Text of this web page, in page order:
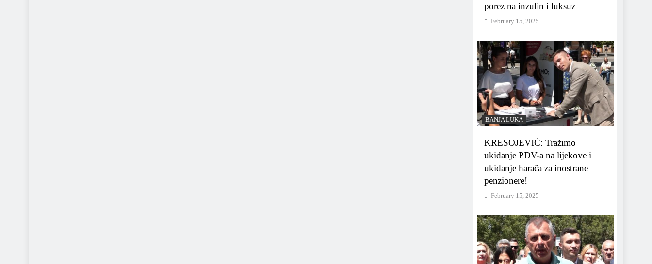
porez na inzulin i luksuz
February 15, 2025
BANJA LUKA
KRESOJEVIĆ: Tražimo
ukidanje PDV-a na lijekove i
ukidanje harača za inostrane
penzionere!
February 15, 2025